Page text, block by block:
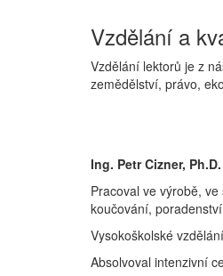
Vzdělání a
Vzdělání lektorů je z
zemědělství, právo,
Ing. Petr Cizner, Ph.D.
Pracoval ve výrobě,
koučování,
Vysokoškolské
Absolvoval intenzivní